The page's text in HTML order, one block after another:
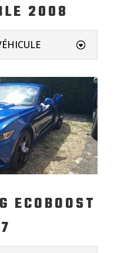
2008
ECOBOOST